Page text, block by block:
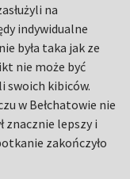
na
indywidualne
była taka jak ze
nie może być
swoich kibiców.
w Bełchatowie nie
znacznie lepszy i
zakończyło